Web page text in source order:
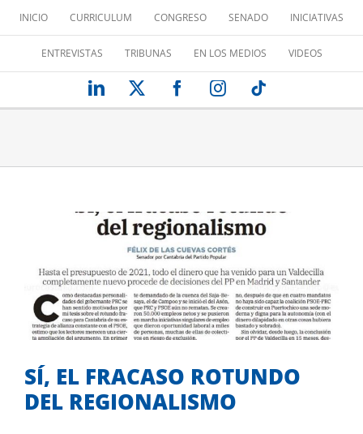
contenido
INICIO CURRICULUM CONGRESO SENADO INICIATIVAS
ENTREVISTAS TRIBUNAS EN LOS MEDIOS VIDEOS
LinkedIn FacebookInstagram
SÍ, EL FRACASO ROTUNDO DEL
REGIONALISMO
Tribuna de opinión
SÍ, EL FRACASO ROTUNDO
DEL REGIONALISMO